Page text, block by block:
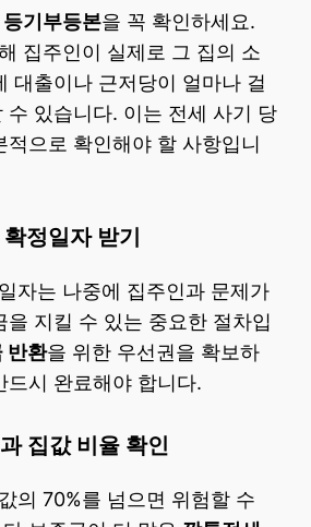
등기부등본을 꼭 확인하세요.
집주인이 실제로 그 집의 소
대출이나 근저당이 얼마나 걸
수 있습니다. 이는 전세 사기 당
적으로 확인해야 할 사항입니
정일자 받기
자는 나중에 집주인과 문제가
을 지킬 수 있는 중요한 절차입
반환을 위한 우선권을 확보하
드시 완료해야 합니다.
집값 비율 확인
의 70%를 넘으면 위험할 수